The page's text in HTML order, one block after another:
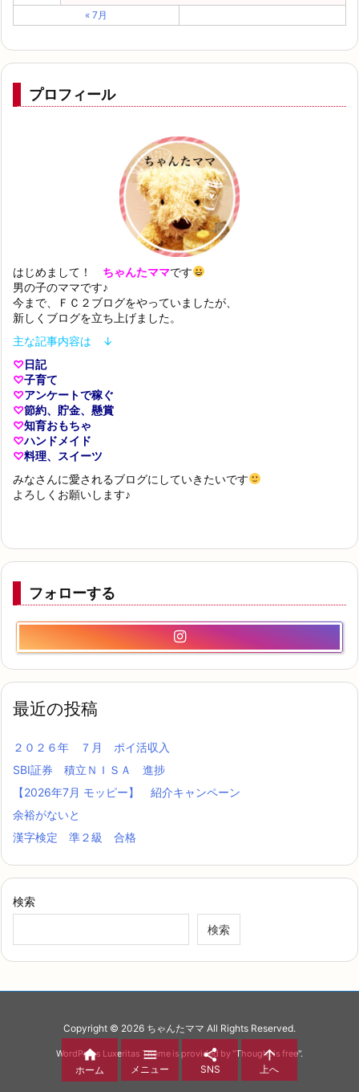
« 7月
プロフィール
はじめまして！ ちゃんたママです
男の子のママです♪
今まで、ＦＣ２ブログをやっていましたが、
新しくブログを立ち上げました。
主な記事内容は ↓
♡日記
♡子育て
♡アンケートで稼ぐ
♡節約、貯金、懸賞
♡知育おもちゃ
♡ハンドメイド
♡料理、スイーツ
みなさんに愛されるブログにしていきたいです
よろしくお願いします♪
フォローする
最近の投稿
２０２６年 ７月 ポイ活収入
SBI証券 積立ＮＩＳＡ 進捗
【2026年7月 モッピー】 紹介キャンペーン
余裕がないと
漢字検定 準２級 合格
検索
検索
Copyright © 2026 ちゃんたママ All Rights Reserved.
WordPress Luxeritas Theme is provided by "Thought is free".

ホーム

メニュー

SNS

上へ